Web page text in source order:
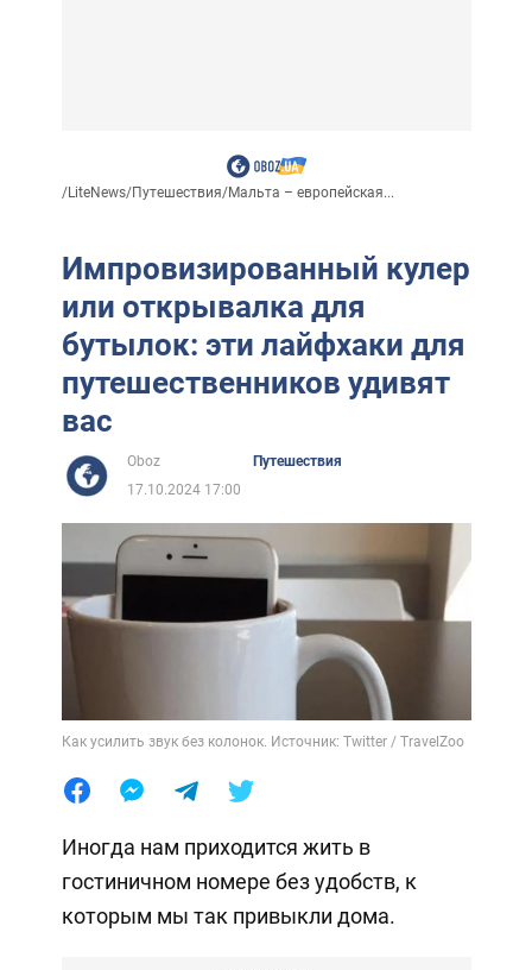
/LiteNews/Путешествия/Мальта – европейская...
Импровизированный кулер
или открывалка для
бутылок: эти лайфхаки для
путешественников удивят
вас
Oboz
Путешествия
17.10.2024 17:00
Как усилить звук без колонок. Источник: Twitter / TravelZoo
Иногда нам приходится жить в
гостиничном номере без удобств, к
которым мы так привыкли дома.